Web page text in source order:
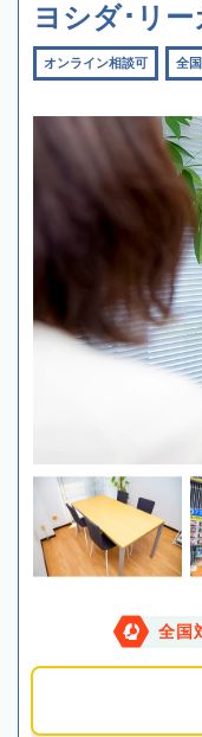
ヨシダ･リ
オンライン相談可 全
全国